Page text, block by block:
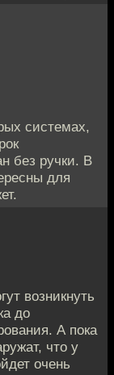
системах,
без ручки. В
для
возникнуть
до
А пока
что у
очень